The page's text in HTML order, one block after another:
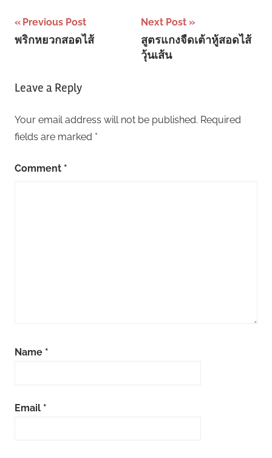
Post
navigation
Previous Post
พริกหยวกสอดไส้
Next Post
สูตรแกงจืดเต้าหู้สอดไส้
วุ้นเส้น
Leave a Reply
Your email address will not be published. Required
fields are marked *
Comment *
Name *
Email *